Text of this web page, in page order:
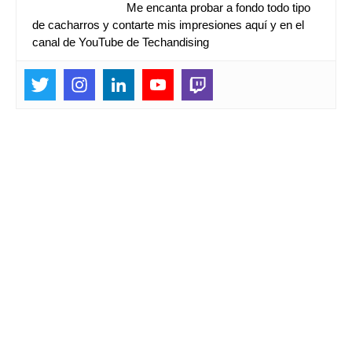
Me encanta probar a fondo todo tipo
de cacharros y contarte mis impresiones aquí y en el
canal de YouTube de Techandising